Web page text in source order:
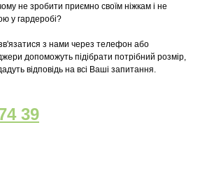
не зробити приємно своїм ніжкам і не
у гардеробі?
з нами через телефон або
допоможуть підібрати потрібний розмір,
відповідь на всі Ваші запитання.
39